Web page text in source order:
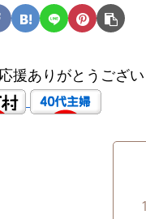
援ありがとうござい